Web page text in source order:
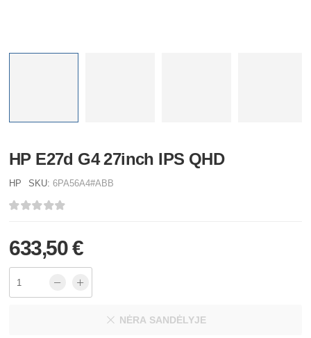
HP E27d G4 27inch IPS QHD
HP SKU: 6PA56A4#ABB
633,50 €
NĖRA SANDĖLYJE